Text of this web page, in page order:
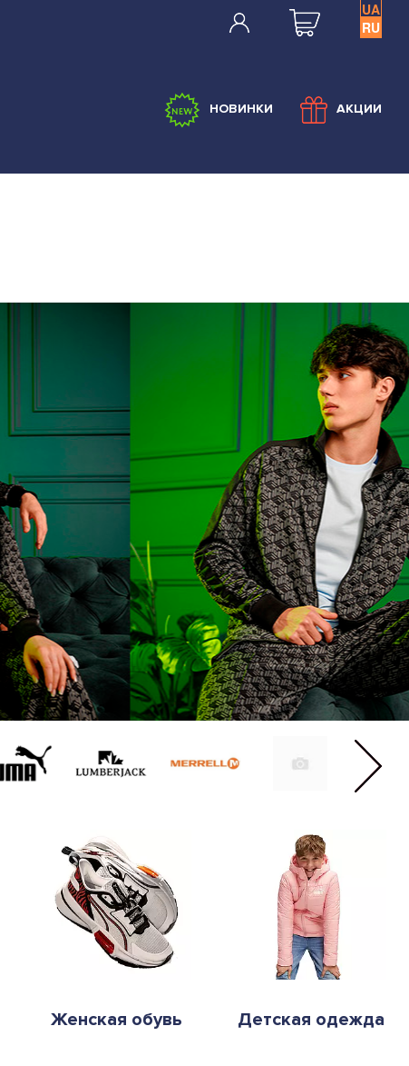
UA
RU
НОВИНКИ АКЦИИ
Женская обувь Детская одежда